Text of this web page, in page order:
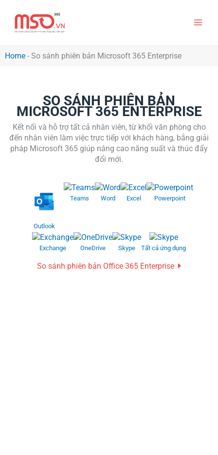
Home - So sánh phiên bản Microsoft 365 Enterprise
SO SÁNH PHIÊN BẢN
MICROSOFT 365 ENTERPRISE
Kết nối và hỗ trợ tất cả nhân viên, từ khối văn phòng cho
đến nhân viên làm việc trực tiếp với khách hàng, bằng giải
pháp Microsoft 365 giúp nâng cao năng suất và thúc đẩy
đổi mới.
Outlook
Teams Word Excel Powerpoint
Exchange OneDrive Skype Tất cả ứng dụng
So sánh phiên bản Office 365 Enterprise